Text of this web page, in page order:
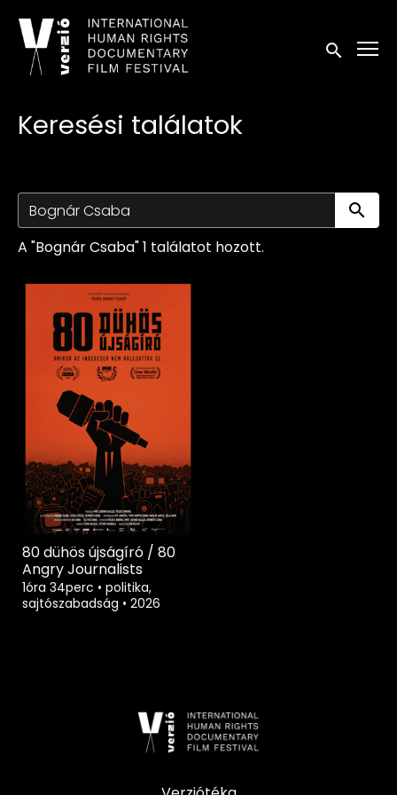
Kisegítő lehetőségek linkek
Keresés
Keresési találatok
A "Bognár Csaba" 1 találatot hozott.
80 dühös újságíró / 80
Angry Journalists
1óra 34perc • politika,
sajtószabadság • 2026